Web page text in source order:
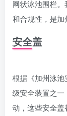
网状泳池围栏
和合规性，是加
安全盖
根据《加州泳
级安全装置之
动，这些安全